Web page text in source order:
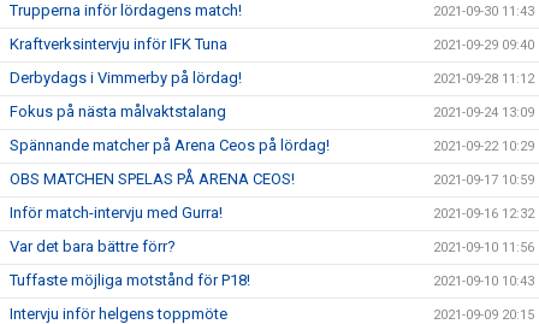
Trupperna inför lördagens match! 2021-09-30 11:43
Kraftverksintervju inför IFK Tuna 2021-09-29 09:40
Derbydags i Vimmerby på lördag! 2021-09-28 11:12
Fokus på nästa målvaktstalang 2021-09-24 13:09
Spännande matcher på Arena Ceos på lördag! 2021-09-22 10:29
OBS MATCHEN SPELAS PÅ ARENA CEOS! 2021-09-17 10:59
Inför match-intervju med Gurra! 2021-09-16 12:32
Var det bara bättre förr? 2021-09-10 11:56
Tuffaste möjliga motstånd för P18! 2021-09-10 10:43
Intervju inför helgens toppmöte 2021-09-09 20:15